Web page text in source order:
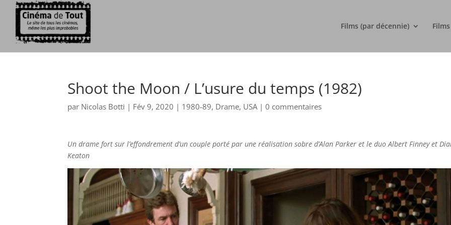
Films (par décennie)
Shoot the Moon / L’usure du temps (1982)
par Nicolas Botti | Fév 9, 2020 | 1980-89, Drame, USA|0 commentaires
Un drame fort sur l’effondrement d’un couple porté par une réalisation sobre d’Alan Parker et le duo Albert Finney et
Keaton